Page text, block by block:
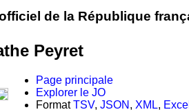
de la République
Peyret
Page principale
Explorer le JO
FormatTSV, JSON , XML, Excel